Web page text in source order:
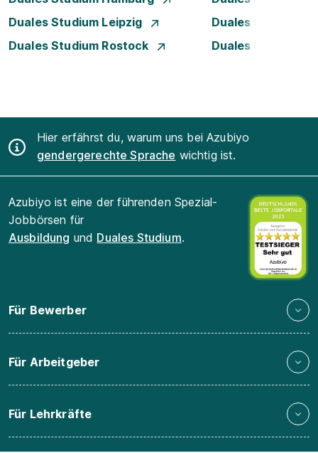
Duales Studium Leipzig
Duales Studium
Duales Studium Rostock
Duales Studium
Hier erfährst du, warum uns bei Azubiyo
gendergerechte Sprache wichtig ist.
Azubiyo ist eine der führenden Spezial-
Jobbörsen für
Ausbildung und Duales Studium.
Für Bewerber
Für Arbeitgeber
Für Lehrkräfte